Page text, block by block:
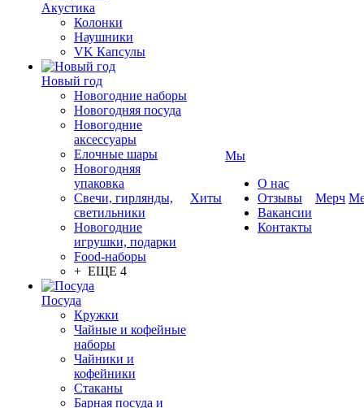
Акустика
Колонки
Наушники
VK Капсулы
Новый год
Новогодние наборы
Новогодняя посуда
Новогодние
аксессуары
Елочные шары
Новогодняя
упаковка
Свечи, гирлянды,
светильники
Новогодние
игрушки, подарки
Food-наборы
+ ЕЩЕ 4
Посуда
Кружки
Чайные и кофейные
наборы
Чайники и
кофейники
Стаканы
Барная посуда и
Хиты
Мы
О нас
Отзывы
Вакансии
Контакты
Мерч